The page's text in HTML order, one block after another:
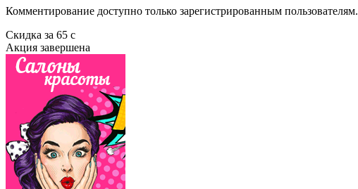
Комментирование доступно только зарегистрированным пользователям.
Скидка за 65 c
Акция завершена